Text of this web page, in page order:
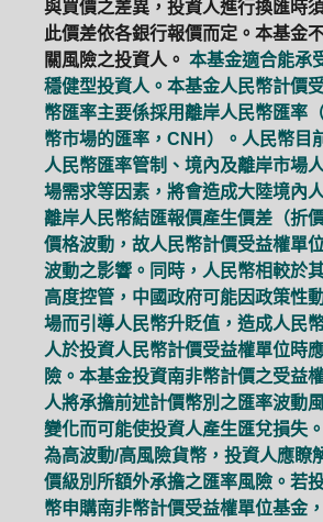
與買價之差異，投資人進行換匯時
此價差依各銀行報價而定。本基金
關風險之投資人。 本基金適合能承
穩健型投資人。本基金人民幣計價
幣匯率主要係採用離岸人民幣匯率
幣市場的匯率，CNH）。人民幣目
人民幣匯率管制、境內及離岸市場
場需求等因素，將會造成大陸境內
離岸人民幣結匯報價產生價差（折
價格波動，故人民幣計價受益權單
波動之影響。同時，人民幣相較於
高度控管，中國政府可能因政策性
場而引導人民幣升貶值，造成人民
人於投資人民幣計價受益權單位時
險。本基金投資南非幣計價之受益
人將承擔前述計價幣別之匯率波動
變化而可能使投資人產生匯兌損失
為高波動/高風險貨幣，投資人應瞭
價級別所額外承擔之匯率風險。若
幣申購南非幣計價受益權單位基金